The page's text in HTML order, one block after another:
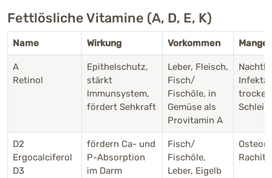
Fettlösliche Vitamine (A, D, E, K)
Name Wirkung Vorkommen
A
Retinol
Epithelschutz,
stärkt
Immunsystem,
fördert Sehkraft
Leber, Fleisch,
Fisch/
Fischöle, in
Gemüse als
Provitamin A
D2
Ergocalciferol
D3
fördern Ca- und
P-Absorption
im Darm
Fisch/
Fischöle,
Leber, Eigelb